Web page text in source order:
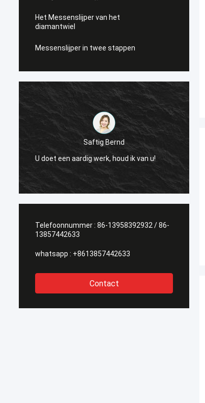
Het Messenslijper van het
diamantwiel
Messenslijper in twee stappen
Saftig Bernd
U doet een aardig werk, houd ik van u!
Telefoonnummer : 86-13958392932 / 86-
13857442633
whatsapp : +8613857442633
Contact